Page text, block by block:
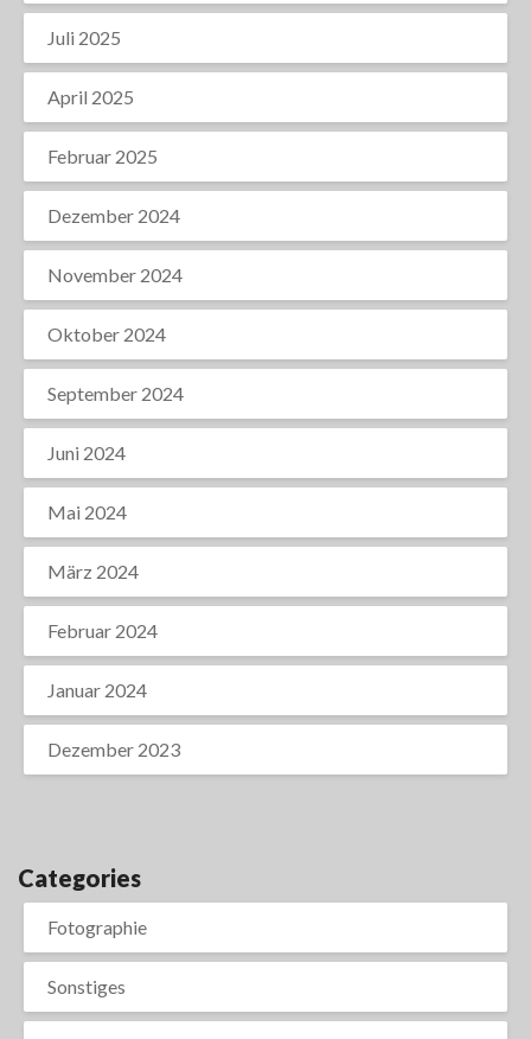
Juli 2025
April 2025
Februar 2025
Dezember 2024
November 2024
Oktober 2024
September 2024
Juni 2024
Mai 2024
März 2024
Februar 2024
Januar 2024
Dezember 2023
Categories
Fotographie
Sonstiges